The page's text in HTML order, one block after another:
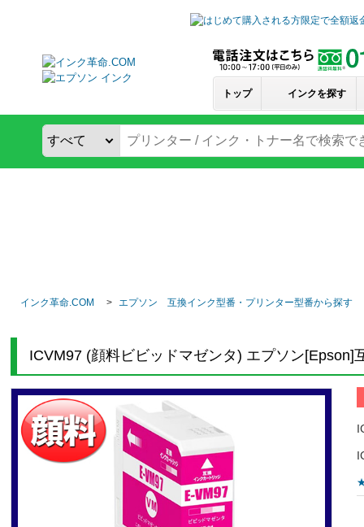
トップ インクを探す
インク革命.COM エプソン 互換インク型番・プリンター型番から探す
ICVM97 (顔料ビビッドマゼンタ) エプソン[Epson]